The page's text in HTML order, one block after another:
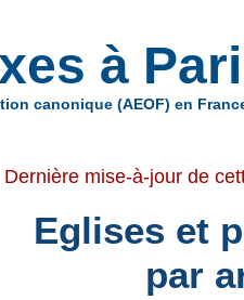
à
canonique (AEOF) en
Dernière mise-à-jour de
Eglises et
par